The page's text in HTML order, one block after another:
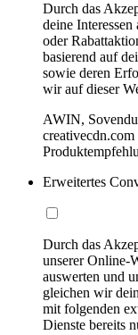
Durch das
deine
oder
basierend auf
sowie deren
wir auf dieser
AWIN,
Erweitertes
Durch das
unserer Online-
auswerten und
gleichen wir
mit folgenden
Dienste bereits